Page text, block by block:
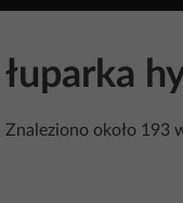
łuparka
Znaleziono około 193